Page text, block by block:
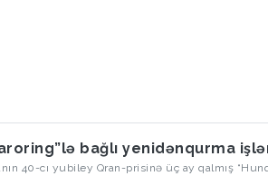
bağlı yenidənqurma
40-cı yubiley Qran-prisinə üç ay qalmış